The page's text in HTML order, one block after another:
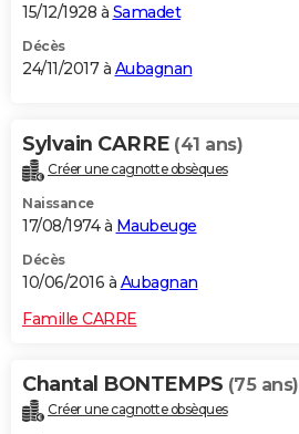
15/12/1928 à Samadet
Décès
24/11/2017 à Aubagnan
Sylvain CARRE (41 ans)
Créer une cagnotte obsèques
Naissance
17/08/1974 à Maubeuge
Décès
10/06/2016 à Aubagnan
Famille CARRE
Chantal BONTEMPS (75 ans)
Créer une cagnotte obsèques